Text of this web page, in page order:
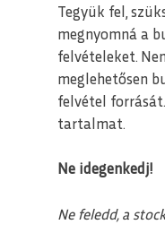
Tegyük fel,
megnyomná a
felvételeket.
meglehetősen
felvétel
tartalmat.
Ne idegenkedj!
Ne feledd, a